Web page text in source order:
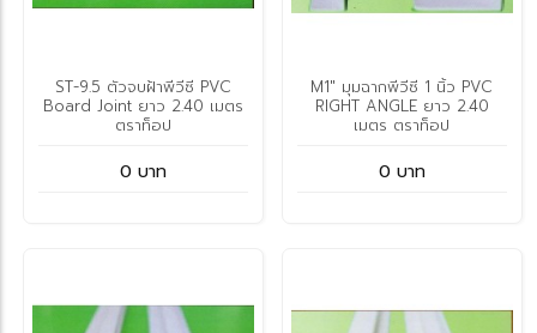
ST-9.5 ตัวจบฝ้าพีวีซี PVC
Board Joint ยาว 2.40 เมตร
ตราท็อป
0 บาท
M1" มุมฉากพีวีซี 1 นิ้ว PVC
RIGHT ANGLE ยาว 2.40
เมตร ตราท็อป
0 บาท